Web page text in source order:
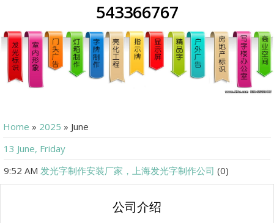
543366767
Home » 2025 » June
13 June, Friday
9:52 AM 发光字制作安装厂家，上海发光字制作公司 (0)
公司介绍